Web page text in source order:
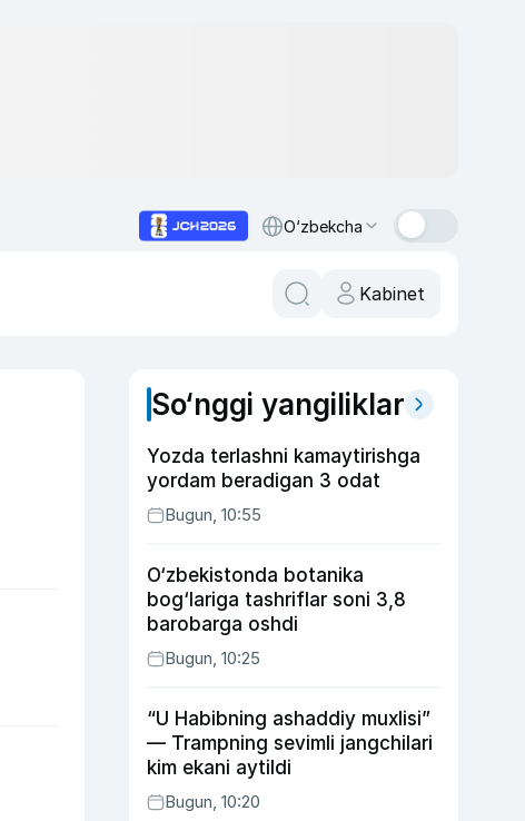
O‘zbekcha
Kabinet
So‘nggi yangiliklar
Yozda terlashni kamaytirishga
yordam beradigan 3 odat
Bugun, 10:55
O‘zbekistonda botanika
bog‘lariga tashriflar soni 3,8
barobarga oshdi
Bugun, 10:25
“U Habibning ashaddiy muxlisi”
— Trampning sevimli jangchilari
kim ekani aytildi
Bugun, 10:20